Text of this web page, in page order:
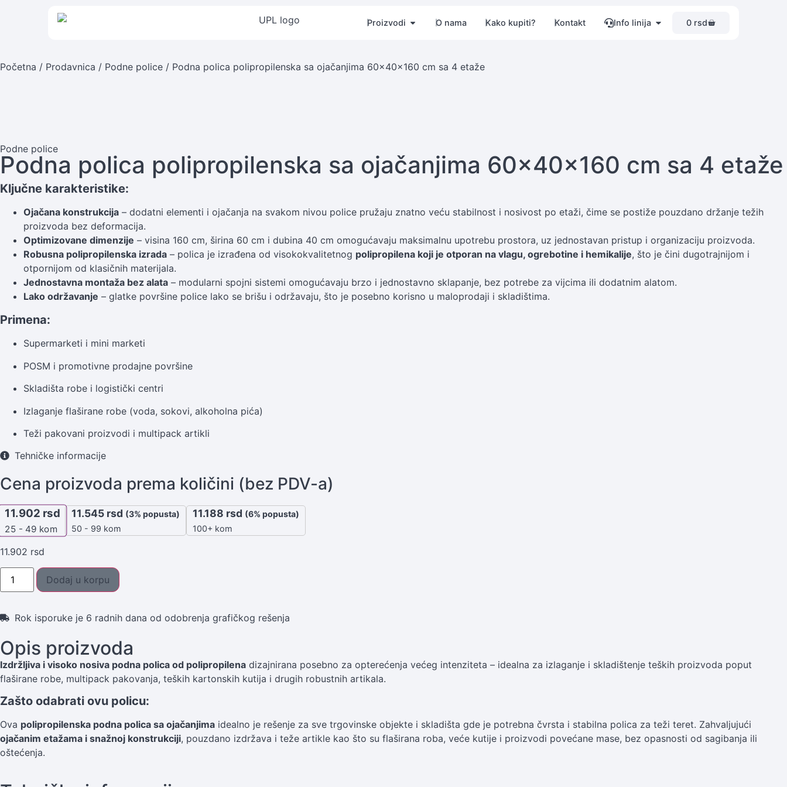
Proizvodi O nama Kako kupiti? Kontakt Info linija 0 rsd
Početna / Prodavnica / Podne police / Podna polica polipropilenska sa ojačanjima 60×40×160 cm sa 4 etaže
Podne police
Podna polica polipropilenska sa ojačanjima 60×40×160 cm sa 4 etaže
Ključne karakteristike:
Ojačana konstrukcija – dodatni elementi i ojačanja na svakom nivou police pružaju znatno veću stabilnost i nosivost po etaži, čime se postiže pouzdano držanje težih
proizvoda bez deformacija.
Optimizovane dimenzije – visina 160 cm, širina 60 cm i dubina 40 cm omogućavaju maksimalnu upotrebu prostora, uz jednostavan pristup i organizaciju proizvoda.
Robusna polipropilenska izrada – polica je izrađena od visokokvalitetnog polipropilena koji je otporan na vlagu, ogrebotine i hemikalije, što je čini dugotrajnijom i
otpornijom od klasičnih materijala.
Jednostavna montaža bez alata – modularni spojni sistemi omogućavaju brzo i jednostavno sklapanje, bez potrebe za vijcima ili dodatnim alatom.
Lako održavanje – glatke površine police lako se brišu i održavaju, što je posebno korisno u maloprodaji i skladištima.
Primena:
Supermarketi i mini marketi
POSM i promotivne prodajne površine
Skladišta robe i logistički centri
Izlaganje flaširane robe (voda, sokovi, alkoholna pića)
Teži pakovani proizvodi i multipack artikli
Tehničke informacije
Cena proizvoda prema količini (bez PDV-a)
11.902 rsd
25 - 49 kom
11.545 rsd (3% popusta)
50 - 99 kom
11.188 rsd (6% popusta)
100+ kom
11.902 rsd
Dodaj u korpu
Rok isporuke je 6 radnih dana od odobrenja grafičkog rešenja
Opis proizvoda
Izdržljiva i visoko nosiva podna polica od polipropilena dizajnirana posebno za opterećenja većeg intenziteta – idealna za izlaganje i skladištenje teških proizvoda poput
flaširane robe, multipack pakovanja, teških kartonskih kutija i drugih robustnih artikala.
Zašto odabrati ovu policu:
Ova polipropilenska podna polica sa ojačanjima idealno je rešenje za sve trgovinske objekte i skladišta gde je potrebna čvrsta i stabilna polica za teži teret. Zahvaljujući
ojačanim etažama i snažnoj konstrukciji, pouzdano izdržava i teže artikle kao što su flaširana roba, veće kutije i proizvodi povećane mase, bez opasnosti od sagibanja ili
oštećenja.